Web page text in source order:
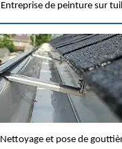
Entreprise de peinture sur
Nettoyage et pose de